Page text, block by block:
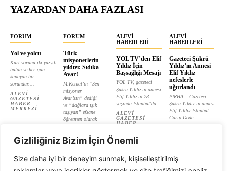
Gizliliğiniz Bizim İçin Önemli
Size daha iyi bir deneyim sunmak, kişiselleştirilmiş
YAZARDAN DAHA FAZLASI
FORUM
Yol ve yolcu
Kürt sorunu iki yüzyılı
bulan ve her gün
kanayan bir
sorundur....
ALEVI
GAZETESI
HABER
MERKEZI
FORUM
Türk
misyonerlerin
yıldızı: Sıdıka
Avar!
M.Kemal’in “Sen
misyoner
Avar’sın” dediği
ve “dağlara ışık
taşıyan” efsane
öğretmen olarak
ALEVI
GAZETESI
ALEVI
HABERLERI
YOL TV’den Elif
Yıldız İçin
Başsağlığı Mesajı
YOL TV, gazeteci
Şükrü Yıldız'ın annesi
Elif Yıldız'ın 78
yaşında İstanbul'da...
ALEVI
GAZETESI
HABER
ALEVI
HABERLERI
Gazeteci Şükrü
Yıldız’ın Annesi
Elif Yıldız
nefeslerle
uğurlandı
PİRHA – Gazeteci
Şükrü Yıldız’ın annesi
Elif Yıldız İstanbul
Garip Dede...